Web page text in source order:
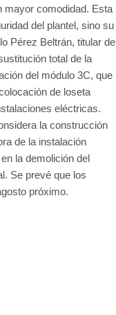
mayor comodidad. Esta
del plantel, sino su
Pérez Beltrán, titular de
total de la
del módulo 3C, que
de loseta
eléctricas.
la construcción
de la instalación
la demolición del
Se prevé que los
próximo.